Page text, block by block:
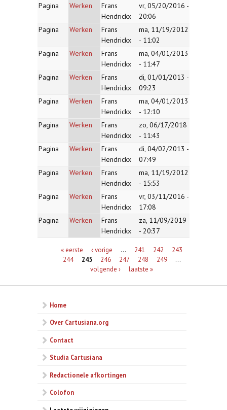
Pagina
Werken
Frans
Hendrickx
vr, 05/20/2016 -
20:06
Pagina
Werken
Frans
Hendrickx
ma, 11/19/2012
- 11:02
Pagina
Werken
Frans
Hendrickx
ma, 04/01/2013
- 11:47
Pagina
Werken
Frans
Hendrickx
di, 01/01/2013 -
09:23
Pagina
Werken
Frans
Hendrickx
ma, 04/01/2013
- 12:10
Pagina
Werken
Frans
Hendrickx
zo, 06/17/2018
- 11:43
Pagina
Werken
Frans
Hendrickx
di, 04/02/2013 -
07:49
Pagina
Werken
Frans
Hendrickx
ma, 11/19/2012
- 15:53
Pagina
Werken
Frans
Hendrickx
vr, 03/11/2016 -
17:08
Pagina
Werken
Frans
Hendrickx
za, 11/09/2019
- 20:37
Pagina's« eerste ‹ vorige … 241 242
243
244
245 246 247 248 249
…
volgende ›
laatste »
Home
Over Cartusiana.org
Contact
Studia Cartusiana
Redactionele afkortingen
Colofon